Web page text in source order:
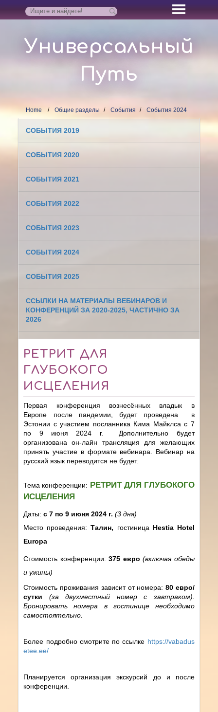
Универсальный
Путь
Home Общие разделы События События 2024
СОБЫТИЯ 2019
СОБЫТИЯ 2020
СОБЫТИЯ 2021
СОБЫТИЯ 2022
СОБЫТИЯ 2023
СОБЫТИЯ 2024
СОБЫТИЯ 2025
ССЫЛКИ НА МАТЕРИАЛЫ ВЕБИНАРОВ И
КОНФЕРЕНЦИЙ ЗА 2020-2025, ЧАСТИЧНО ЗА
2026
РЕТРИТ ДЛЯ
ГЛУБОКОГО
ИСЦЕЛЕНИЯ
Первая конференция вознесённых владык в
Европе
после пандемии, будет проведена
в
Эстонии с участием посланника Кима Майклсас 7
по 9 июня 2024 г.
Дополнительно будет
организована он-лайн трансляция для желающих
принять участие в формате вебинара. Вебинар на
русский язык переводится не будет.
Тема конференции: РЕТРИТ ДЛЯ ГЛУБОКОГО
ИСЦЕЛЕНИЯ
Даты:с 7 по 9 июня 2024 г.(3 дня)
Место проведения:Талин, гостиница Hestia Hotel
Europa
Стоимость конференции:375 евро(включая обеды
и ужины)
Стоимость проживания зависит от номера: 80 евро/
сутки
(за двухместный номер с завтраком).
Бронировать номера в гостинице необходимо
самостоятельно.
Более подробно смотрите по ссылке https://vabadus
etee.ee/
Планируется организация экскурсий до и после
конференции.